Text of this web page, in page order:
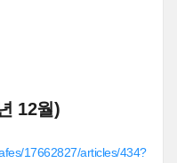
12월)
17662827/articles/434?